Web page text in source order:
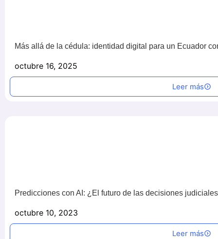
Más allá de la cédula: identidad digital para un Ecuador
octubre 16, 2025
Leer más
Predicciones con AI: ¿El futuro de las decisiones
octubre 10, 2023
Leer más